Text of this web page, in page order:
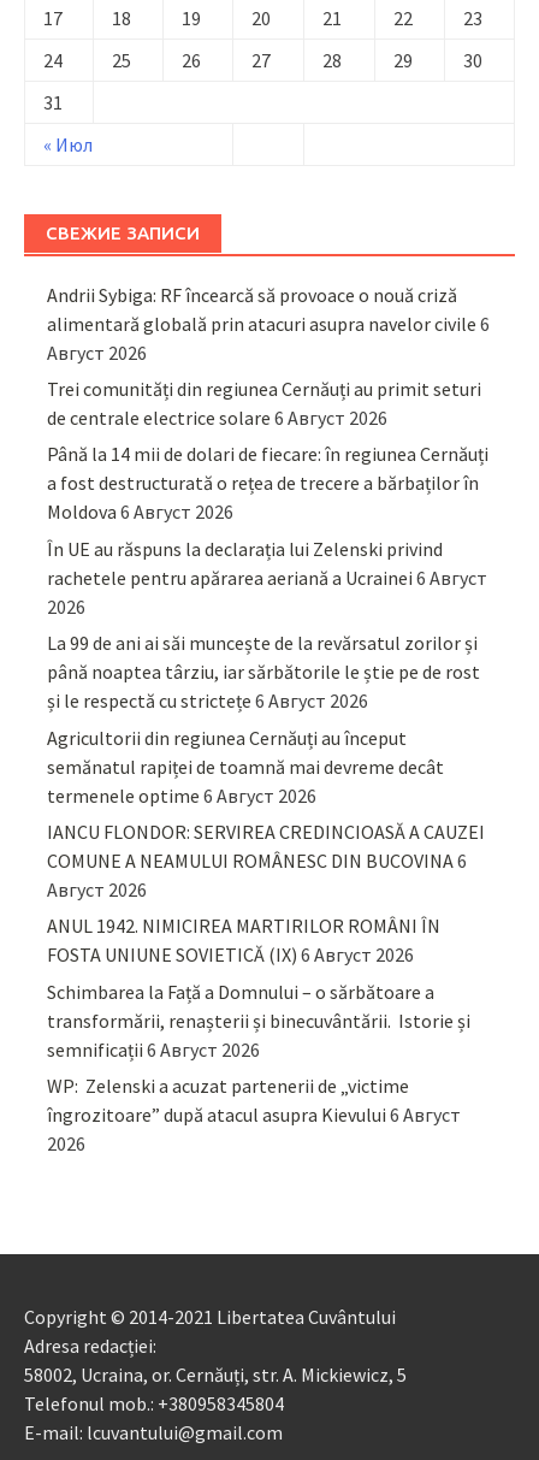
« Июл
17
18 19 20 21 22
23
24
25 26 27 28 29
30
31
СВЕЖИЕ ЗАПИСИ
Andrii Sybiga: RF încearcă să provoace o nouă criză
alimentară globală prin atacuri asupra navelor civile 6
Август 2026
Trei comunități din regiunea Cernăuți au primit seturi
de centrale electrice solare 6 Август 2026
Până la 14 mii de dolari de fiecare: în regiunea Cernăuți
a fost destructurată o rețea de trecere a bărbaților în
Moldova 6 Август 2026
În UE au răspuns la declarația lui Zelenski privind
rachetele pentru apărarea aeriană a Ucrainei 6 Август
2026
La 99 de ani ai săi muncește de la revărsatul zorilor și
până noaptea târziu, iar sărbătorile le știe pe de rost
și le respectă cu strictețe 6 Август 2026
Agricultorii din regiunea Cernăuți au început
semănatul rapiței de toamnă mai devreme decât
termenele optime 6 Август 2026
IANCU FLONDOR: SERVIREA CREDINCIOASĂ A CAUZEI
COMUNE A NEAMULUI ROMÂNESC DIN BUCOVINA6
Август 2026
ANUL 1942. NIMICIREA MARTIRILOR ROMÂNI ÎN
FOSTA UNIUNE SOVIETICĂ (IX) 6 Август 2026
Schimbarea la Față a Domnului – o sărbătoare a
transformării, renașterii și binecuvântării. Istorie și
semnificații 6 Август 2026
WP: Zelenski a acuzat partenerii de „victime
îngrozitoare” după atacul asupra Kievului 6 Август
2026
Copyright © 2014-2021 Libertatea Cuvântului
Adresa redacției:
58002, Ucraina, or. Cernăuți, str. A. Mickiewicz, 5
Telefonul mob.: +380958345804
E-mail: lcuvantului@gmail.com